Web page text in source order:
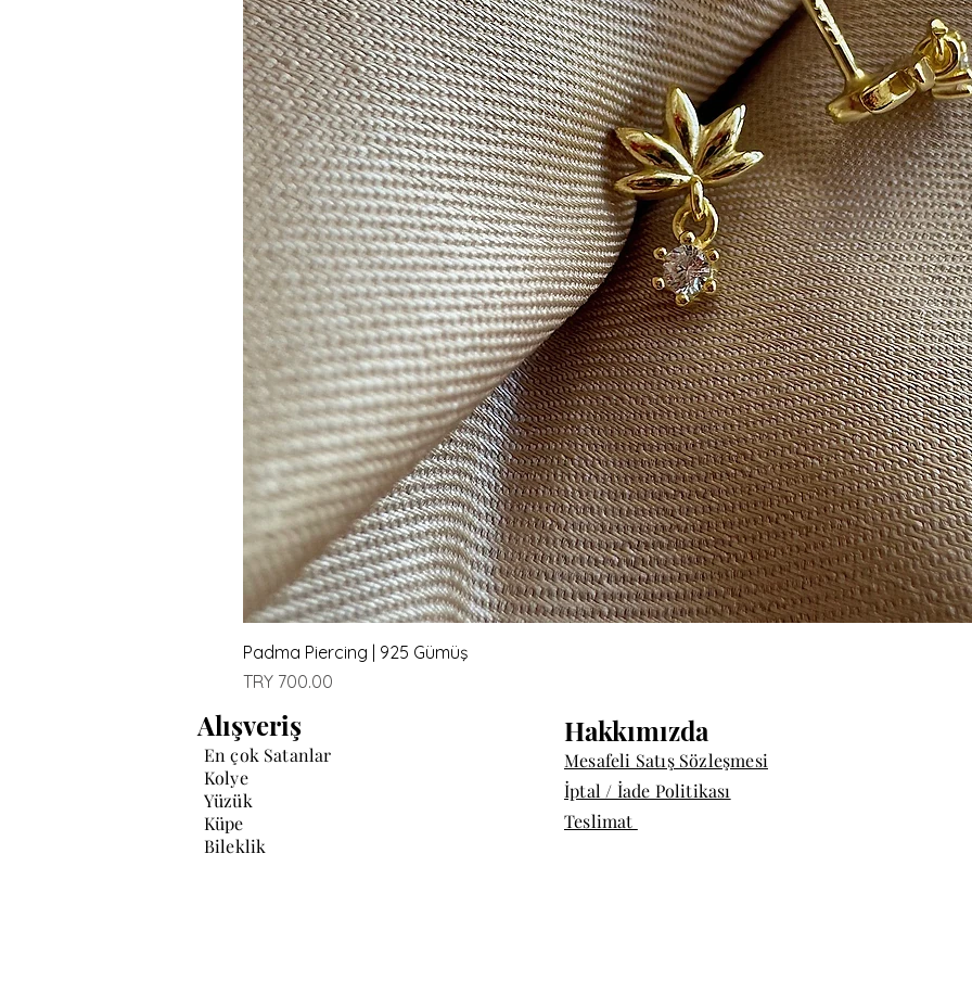
Padma Piercing | 925 Gümüş
Price
TRY 700.00
Alışveriş
En çok Satanlar
Kolye
Yüzük
Küpe
Bileklik
Hakkımızda
Mesafeli Satış Sözleşmesi
İptal / İade Politikası
Teslimat